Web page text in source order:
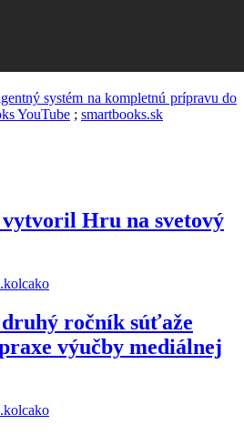
systém na kompletnú prípravu do
YouTube ; smartbooks.sk
Hru na svetový
ročník súťaže
výučby mediálnej